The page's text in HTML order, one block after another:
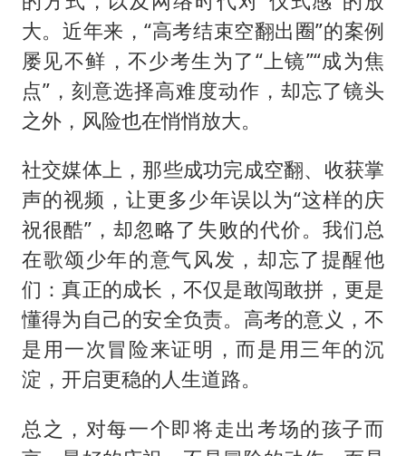
大。近年来，“高考结束空翻出圈”的案例
屡见不鲜，不少考生为了“上镜”“成为焦
点”，刻意选择高难度动作，却忘了镜头
之外，风险也在悄悄放大。
社交媒体上，那些成功完成空翻、收获掌
声的视频，让更多少年误以为“这样的庆
祝很酷”，却忽略了失败的代价。我们总
在歌颂少年的意气风发，却忘了提醒他
们：真正的成长，不仅是敢闯敢拼，更是
懂得为自己的安全负责。高考的意义，不
是用一次冒险来证明，而是用三年的沉
淀，开启更稳的人生道路。
总之，对每一个即将走出考场的孩子而